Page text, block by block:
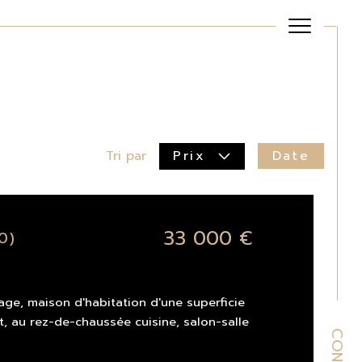
Tri par Prix Date
33 000 €
maison d'habitation d'une superficie
au rez-de-chaussée cuisine, salon-salle